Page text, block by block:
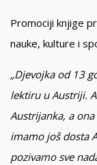
Promociji knjige
nauke, kulture i
„Djevojka od 13
lektiru u Austriji.
Austrijanka, a
imamo još dosta
pozivamo sve